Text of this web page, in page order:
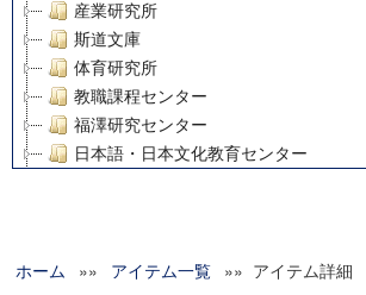
産業研究所
斯道文庫
体育研究所
教職課程センター
福澤研究センター
日本語・日本文化教育センター
グローバルリサーチインスティテュート
ホーム »» アイテム一覧 »» アイテム詳細